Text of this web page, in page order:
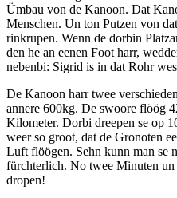
Ümbau von de Kanoon. Dat
Menschen. Un ton Putzen von
rinkrupen. Wenn de dorbin
den he an eenen Foot harr,
nebenbi: Sigrid is in dat Rohr
De Kanoon harr twee
annere 600kg. De swoore flöög
Kilometer. Dorbi dreepen se op
weer so groot, dat de Gronoten
Luft flöögen. Sehn kunn man se
fürchterlich. No twee Minuten
dropen!